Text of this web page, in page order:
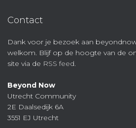
Contact
Dank voor je bezoek aan
welkom. Blijf op de hoogte van de
site via de RSS feed.
Beyond Now
Utrecht Community
2E Daalsedijk 6A
3551 EJ Utrecht